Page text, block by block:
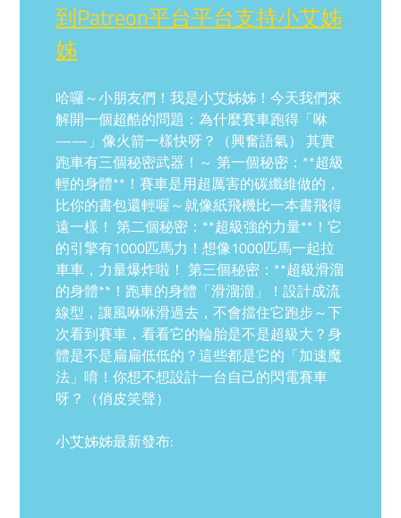
到Patreon平台平台支持小艾姊
姊
哈囉～小朋友們！我是小艾姊姊！今天我們來
解開一個超酷的問題：為什麼賽車跑得「咻
——」像火箭一樣快呀？（興奮語氣） 其實
跑車有三個秘密武器！～ 第一個秘密：**超級
輕的身體**！賽車是用超厲害的碳纖維做的，
比你的書包還輕喔～就像紙飛機比一本書飛得
遠一樣！ 第二個秘密：**超級強的力量**！它
的引擎有1000匹馬力！想像1000匹馬一起拉
車車，力量爆炸啦！ 第三個秘密：**超級滑溜
的身體**！跑車的身體「滑溜溜」！設計成流
線型，讓風咻咻滑過去，不會擋住它跑步～下
次看到賽車，看看它的輪胎是不是超級大？身
體是不是扁扁低低的？這些都是它的「加速魔
法」唷！你想不想設計一台自己的閃電賽車
呀？（俏皮笑聲）
小艾姊姊最新發布: